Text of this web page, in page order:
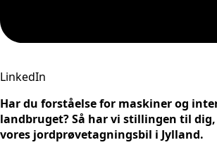
LinkedIn
Har du forståelse for maskiner og
landbruget? Så har vi stillingen til
vores jordprøvetagningsbil i Jylland.